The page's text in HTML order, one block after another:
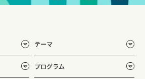
テーマ
プログラム